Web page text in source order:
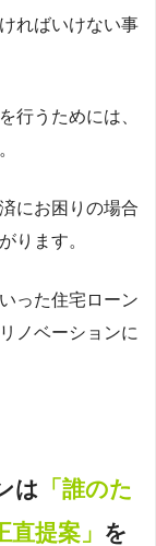
ればいけない事
行うためには、
にお困りの場合
ります。
った住宅ローン
ノベーションに
は 「誰のた
提案」 を